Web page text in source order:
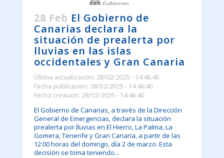
28 Feb El Gobierno de
Canarias declara la
situación de prealerta por
lluvias en las islas
occidentales y Gran Canaria
Última actualización: 28/02/2025 - 14:46:40
Fecha publicación: 28/02/2025 - 14:46:40
Fecha creacion: 28/02/2025 - 14:46:40
El Gobierno de Canarias, a través de la Dirección
General de Emergencias, declara la situación
prealerta por lluvias en El Hierro, La Palma, La
Gomera, Tenerife y Gran Canaria, a partir de las
12:00 horas del domingo, día 2 de marzo. Esta
decisión se toma teniendo...